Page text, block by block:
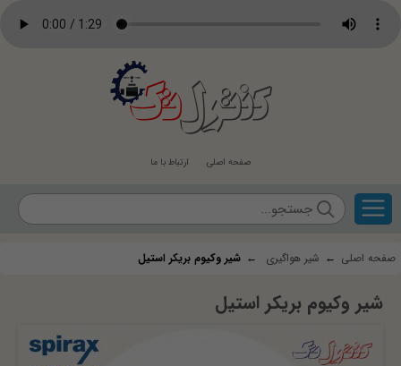
کنترلتک
صفحه اصلی ارتباط با ما
صفحه اصلی ← شیر هواگیری ← شیر وکیوم بریکر استیل
شیر وکیوم بریکر استیل